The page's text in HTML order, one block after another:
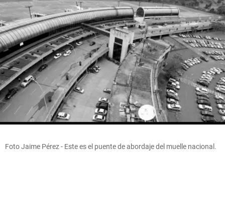
Foto Jaime Pérez - Este es el puente de abordaje del muelle nacional.